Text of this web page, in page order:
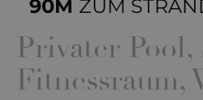
90M ZUM
Privater Pool,
Fitnessraum,